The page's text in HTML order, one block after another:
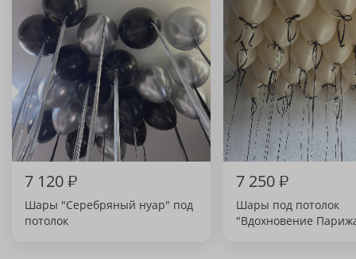
7 120₽
Шары "Серебряный нуар" под
потолок
7 250₽
Шары под потолок
"Вдохновение